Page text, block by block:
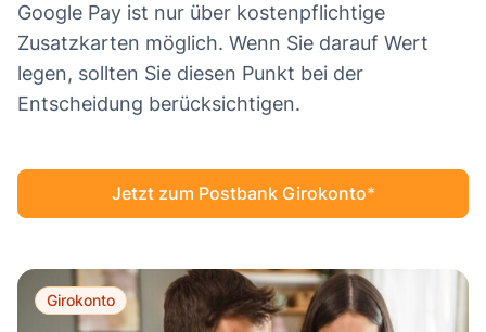
Google Pay ist nur über kostenpflichtige
Zusatzkarten möglich. Wenn Sie darauf Wert
legen, sollten Sie diesen Punkt bei der
Entscheidung berücksichtigen.
Jetzt zum Postbank Girokonto
Girokonto